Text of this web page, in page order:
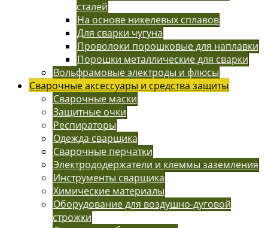
сталей
На основе никелевых сплавов
Для сварки чугуна
Проволоки порошковые для наплавки
Порошки металлические для сварки
Вольфрамовые электроды и флюсы
Сварочные аксессуары и средства защиты
Сварочные маски
Защитные очки
Респираторы
Одежда сварщика
Сварочные перчатки
Электрододержатели и клеммы заземления
Инструменты сварщика
Химические материалы
Оборудование для воздушно-дуговой
строжки